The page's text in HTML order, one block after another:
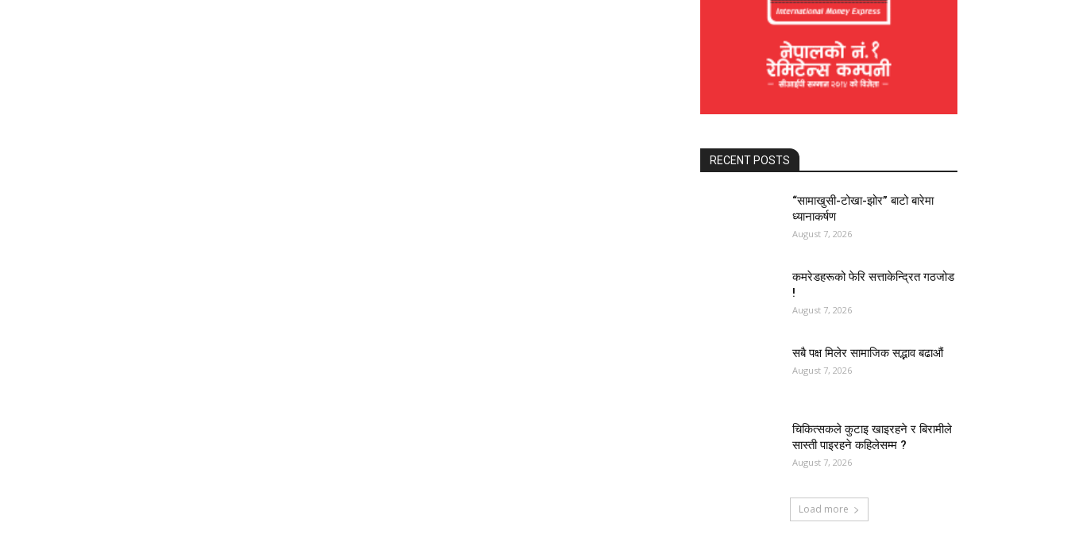
RECENT POSTS
“सामाखुसी-टोखा-झोर” बाटो बारेमा
ध्यानाकर्षण
August 7, 2026
कमरेडहरूको फेरि सत्ताकेन्द्रित गठजोड
!
August 7, 2026
सबै पक्ष मिलेर सामाजिक सद्भाव बढाऔं
August 7, 2026
चिकित्सकले कुटाइ खाइरहने र बिरामीले
सास्ती पाइरहने कहिलेसम्म ?
August 7, 2026
Load more